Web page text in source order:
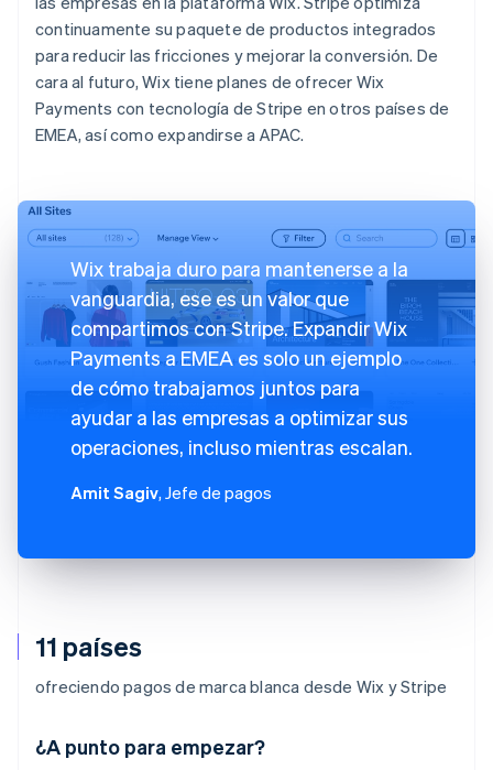
11 países
ofreciendo pagos de marca blanca desde Wix y Stripe
¿A punto para empezar?
continuamente su paquete de productos integrados
para reducir las fricciones y mejorar la conversión. De
cara al futuro, Wix tiene planes de ofrecer Wix
Payments con tecnología de Stripe en otros países de
EMEA, así como expandirse a APAC.
Wix trabaja duro para mantenerse a la
vanguardia, ese es un valor que
compartimos con Stripe. Expandir Wix
Payments a EMEA es solo un ejemplo
de cómo trabajamos juntos para
ayudar a las empresas a optimizar sus
operaciones, incluso mientras escalan.
Amit Sagiv, Jefe de pagos
Alemania
Deutsch English